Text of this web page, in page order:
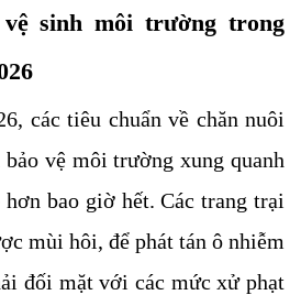
sinh môi trường trong
các tiêu chuẩn về chăn nuôi
vệ môi trường xung quanh
bao giờ hết. Các trang trại
mùi hôi, để phát tán ô nhiễm
đối mặt với các mức xử phạt